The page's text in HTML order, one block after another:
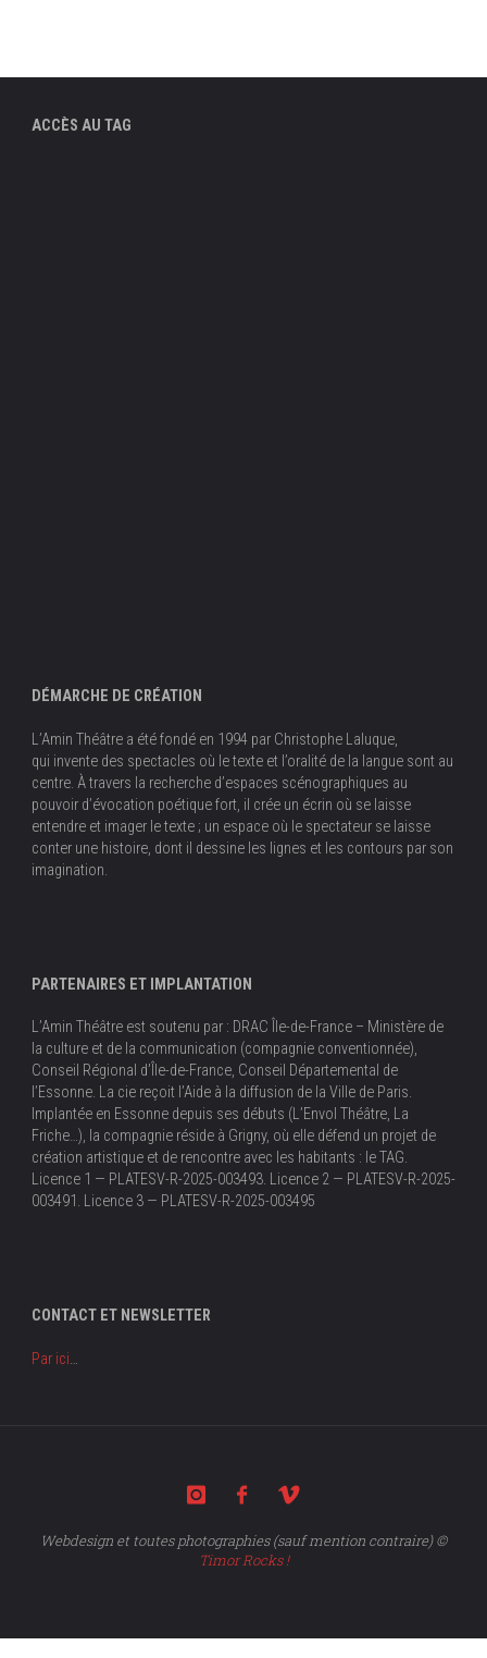
ACCÈS AU TAG
DÉMARCHE DE CRÉATION
L’Amin Théâtre a été fondé en 1994 par Christophe Laluque,
qui invente des spectacles où le texte et l’oralité de la langue sont au
centre. À travers la recherche d’espaces scénographiques au
pouvoir d’évocation poétique fort, il crée un écrin où se laisse
entendre et imager le texte ; un espace où le spectateur se laisse
conter une histoire, dont il dessine les lignes et les contours par son
imagination.
PARTENAIRES ET IMPLANTATION
L’Amin Théâtre est soutenu par : DRAC Île-de-France – Ministère de
la culture et de la communication (compagnie conventionnée),
Conseil Régional d’Île-de-France, Conseil Départemental de
l’Essonne. La cie reçoit l’Aide à la diffusion de la Ville de Paris.
Implantée en Essonne depuis ses débuts (L’Envol Théâtre, La
Friche…), la compagnie réside à Grigny, où elle défend un projet de
création artistique et de rencontre avec les habitants : le TAG.
Licence 1 — PLATESV-R-2025-003493. Licence 2 — PLATESV-R-2025-
003491. Licence 3 — PLATESV-R-2025-003495
CONTACT ET NEWSLETTER
Par ici…
Webdesign et toutes photographies (sauf mention contraire) ©
Timor Rocks !